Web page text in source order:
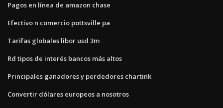
Pagos en línea de amazon chase
Efectivo n comercio pottsville pa
Tarifas globales libor usd 3m
Rd tipos de interés bancos más altos
Principales ganadores y perdedores chartink
Convertir dólares europeos a nosotros